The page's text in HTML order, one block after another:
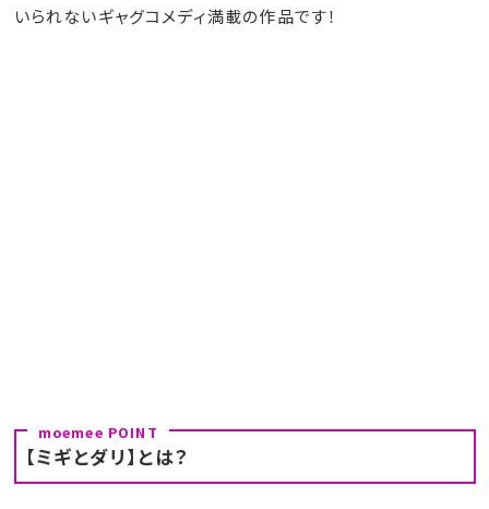
いられないギャグコメディ満載の作品です！
【ミギとダリ】とは？